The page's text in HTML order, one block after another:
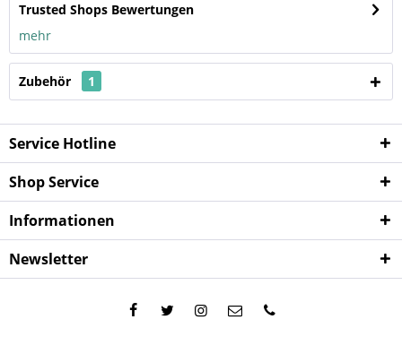
Trusted Shops Bewertungen
mehr
Zubehör 1
Service Hotline
Shop Service
Informationen
Newsletter